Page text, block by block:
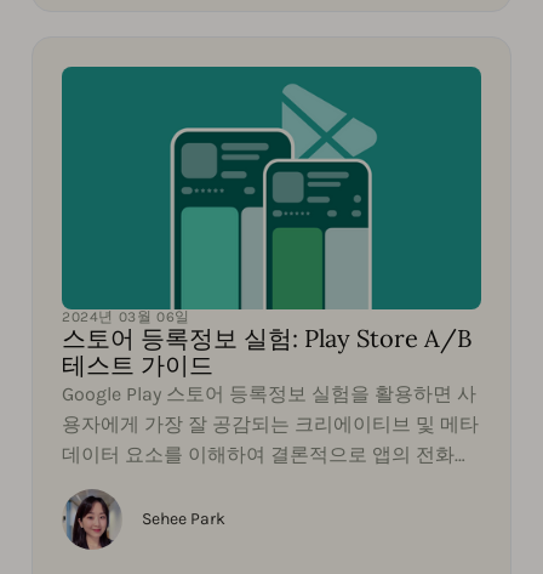
2024년 03월 06일
스토어 등록정보 실험: Play Store A/B
테스트 가이드
Google Play 스토어 등록정보 실험을 활용하면 사
용자에게 가장 잘 공감되는 크리에이티브 및 메타
데이터 요소를 이해하여 결론적으로 앱의 전화율
을 높이는데 도움이 됩니다.
Sehee Park